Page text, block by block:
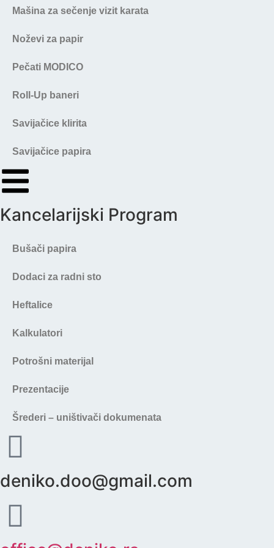
Mašina za sečenje vizit karata
Noževi za papir
Pečati MODICO
Roll-Up baneri
Savijačice klirita
Savijačice papira
Kancelarijski Program
Bušači papira
Dodaci za radni sto
Heftalice
Kalkulatori
Potrošni materijal
Prezentacije
Šrederi – uništivači dokumenata
deniko.doo@gmail.com